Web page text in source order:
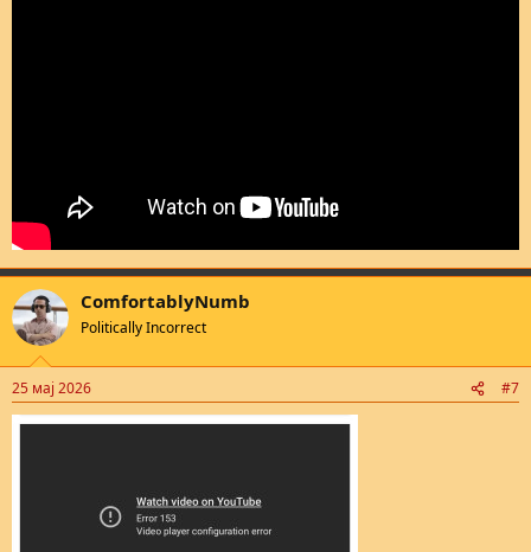
ComfortablyNumb
Politically Incorrect
25 мај 2026 #7